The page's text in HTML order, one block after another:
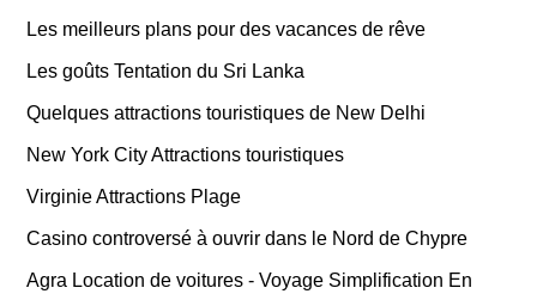
Les meilleurs plans pour des vacances de rêve
Les goûts Tentation du Sri Lanka
Quelques attractions touristiques de New Delhi
New York City Attractions touristiques
Virginie Attractions Plage
Casino controversé à ouvrir dans le Nord de Chypre
Agra Location de voitures - Voyage Simplification En